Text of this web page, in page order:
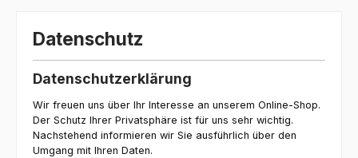
Datenschutz
Datenschutzerklärung
Wir freuen uns über Ihr Interesse an unserem Online-Shop.
Der Schutz Ihrer Privatsphäre ist für uns sehr wichtig.
Nachstehend informieren wir Sie ausführlich über den
Umgang mit Ihren Daten.